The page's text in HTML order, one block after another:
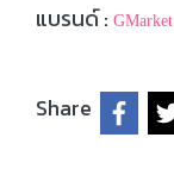
แบรนด์ : GMarket
Share